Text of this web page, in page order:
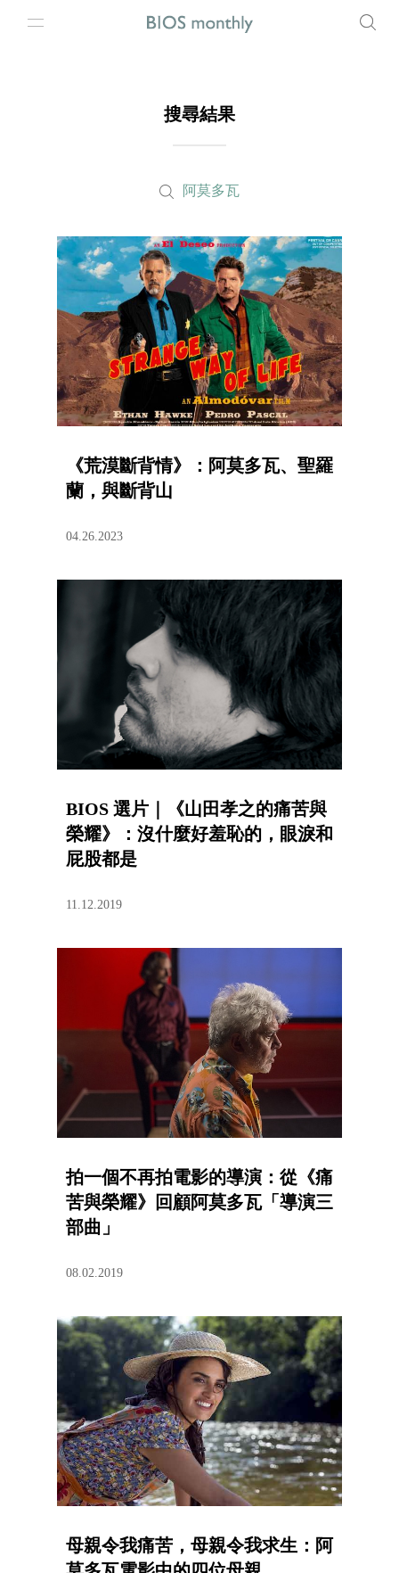
搜尋結果
阿莫多瓦
《荒漠斷背情》：阿莫多瓦、聖羅
蘭，與斷背山
04.26.2023
BIOS 選片｜《山田孝之的痛苦與
榮耀》：沒什麼好羞恥的，眼淚和
屁股都是
11.12.2019
拍一個不再拍電影的導演：從《痛
苦與榮耀》回顧阿莫多瓦「導演三
部曲」
08.02.2019
母親令我痛苦，母親令我求生：阿